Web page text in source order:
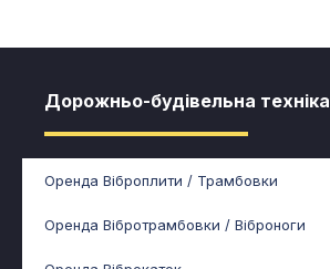
Дорожньо-будівельна техніка
Оренда Віброплити / Трамбовки
Оренда Вібротрамбовки / Віброноги